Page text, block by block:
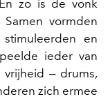
zo is de vonk
vormden
en
ieder van
vrijheid‒drums,
zich ermee